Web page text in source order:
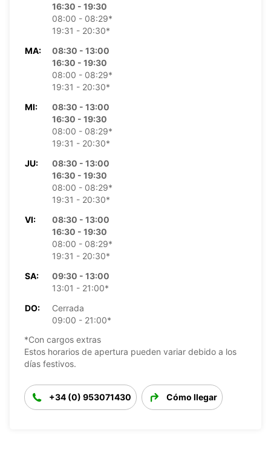
16:30 - 19:30
08:00 - 08:29*
19:31 - 20:30*
MA:
08:30 - 13:00
16:30 - 19:30
08:00 - 08:29*
19:31 - 20:30*
MI:
08:30 - 13:00
16:30 - 19:30
08:00 - 08:29*
19:31 - 20:30*
JU:
08:30 - 13:00
16:30 - 19:30
08:00 - 08:29*
19:31 - 20:30*
VI:
08:30 - 13:00
16:30 - 19:30
08:00 - 08:29*
19:31 - 20:30*
SA:
09:30 - 13:00
13:01 - 21:00*
DO:
Cerrada
09:00 - 21:00*
*Con cargos extras
Estos horarios de apertura pueden variar debido a los
días festivos.
+34 (0) 953071430 Cómo llegar